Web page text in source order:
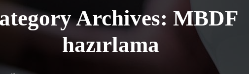
Archives: MBDF
hazırlama